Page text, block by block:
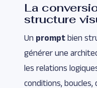
La
structure
Un prompt bien
générer une
les relations
conditions,